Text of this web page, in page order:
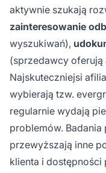
aktywnie szukają
zainteresowanie
wyszukiwań),
(sprzedawcy
Najskuteczniejsi
wybierają tzw.
regularnie wydają
problemów. Badania
przewyższają inne
klienta i